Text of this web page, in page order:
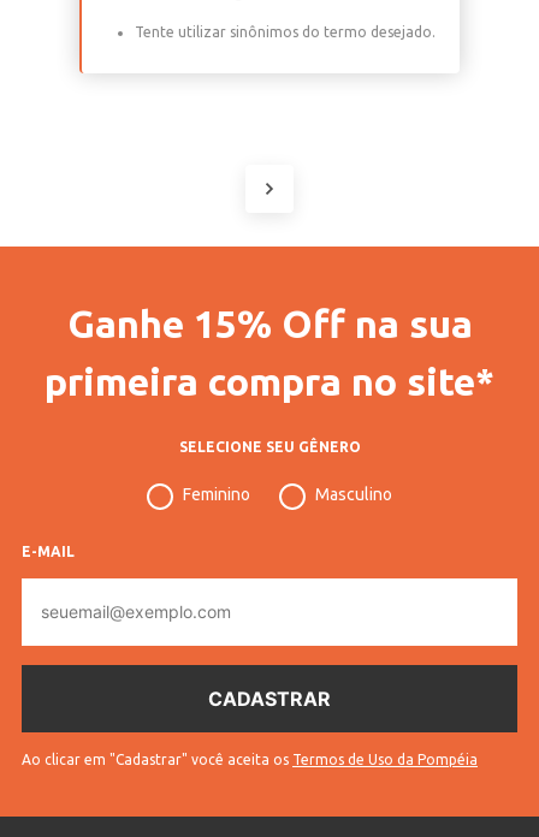
Tente utilizar sinônimos do termo desejado.
Ganhe 15% Off na sua
primeira compra no site*
SELECIONE SEU GÊNERO
Feminino Masculino
E-MAIL
mail
Ao clicar em "Cadastrar" você aceita os Termos de Uso da Pompéia